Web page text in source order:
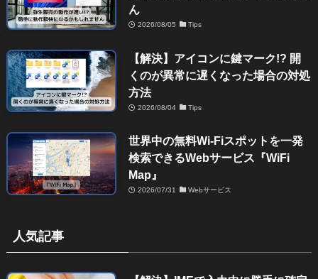
ん
2026/08/05 Tips
【解決】アイコンに鍵マーク!? 開
くのが異常に遅くなった場合の対処
方法
2026/08/04 Tips
世界中の無料Wi-Fiスポットを一発
検索できるWebサービス『WiFi
Map』
2026/07/31 Webサービス
人気記事